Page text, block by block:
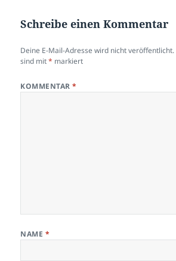
Schreibe einen Kommentar
Deine E-Mail-Adresse wird nicht veröffentlicht.
sind mit* markiert
KOMMENTAR*
NAME *